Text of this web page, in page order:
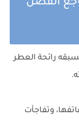
الفصل
رائحة العطر
وتفاجأت